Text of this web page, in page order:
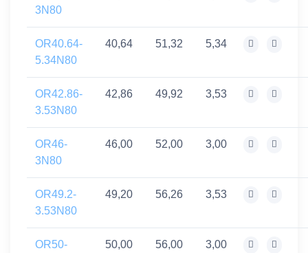
3N80
OR40.64-
5.34N80
40,64 51,32 5,34
OR42.86-
3.53N80
42,86 49,92 3,53
OR46-
3N80
46,00 52,00 3,00
OR49.2-
3.53N80
49,20 56,26 3,53
OR50- 50,00 56,00 3,00